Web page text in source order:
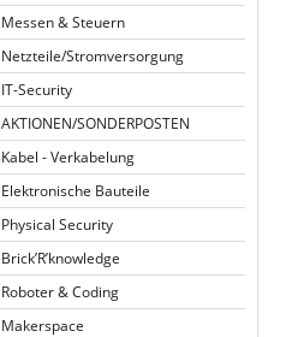
Messen & Steuern
Netzteile/Stromversorgung
IT-Security
AKTIONEN/SONDERPOSTEN
Kabel - Verkabelung
Elektronische Bauteile
Physical Security
Brick’R’knowledge
Roboter & Coding
Makerspace